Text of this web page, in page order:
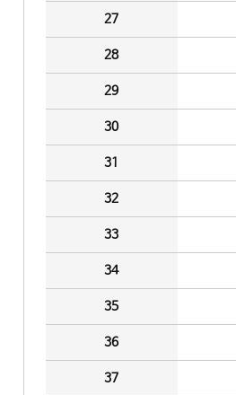
27
28
29
30
31
32
33
34
35
36
37